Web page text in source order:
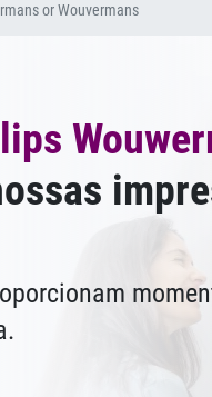
or Wouvermans